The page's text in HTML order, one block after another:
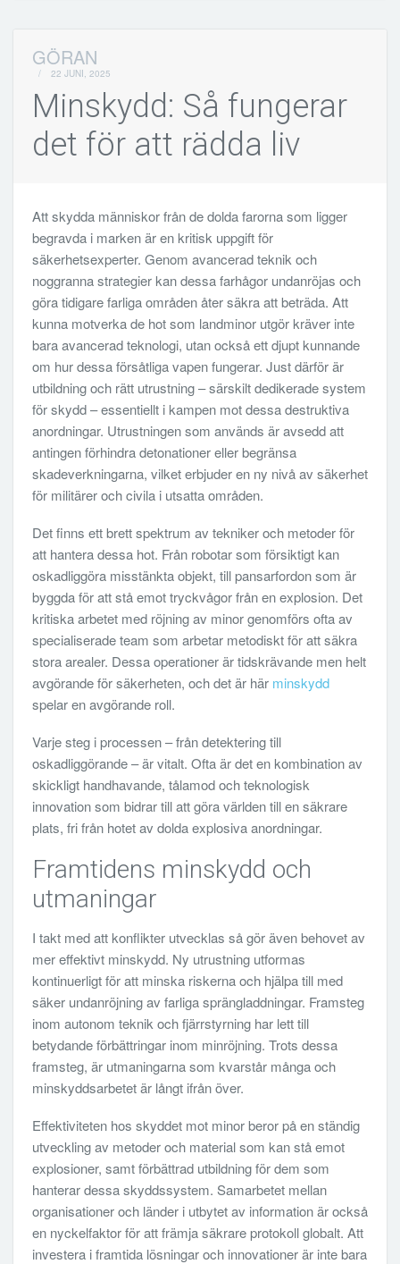
GÖRAN
/ 22 JUNI, 2025
Minskydd: Så fungerar
det för att rädda liv
Att skydda människor från de dolda farorna som ligger
begravda i marken är en kritisk uppgift för
säkerhetsexperter. Genom avancerad teknik och
noggranna strategier kan dessa farhågor undanröjas och
göra tidigare farliga områden åter säkra att beträda. Att
kunna motverka de hot som landminor utgör kräver inte
bara avancerad teknologi, utan också ett djupt kunnande
om hur dessa försåtliga vapen fungerar. Just därför är
utbildning och rätt utrustning – särskilt dedikerade system
för skydd – essentiellt i kampen mot dessa destruktiva
anordningar. Utrustningen som används är avsedd att
antingen förhindra detonationer eller begränsa
skadeverkningarna, vilket erbjuder en ny nivå av säkerhet
för militärer och civila i utsatta områden.
Det finns ett brett spektrum av tekniker och metoder för
att hantera dessa hot. Från robotar som försiktigt kan
oskadliggöra misstänkta objekt, till pansarfordon som är
byggda för att stå emot tryckvågor från en explosion. Det
kritiska arbetet med röjning av minor genomförs ofta av
specialiserade team som arbetar metodiskt för att säkra
stora arealer. Dessa operationer är tidskrävande men helt
avgörande för säkerheten, och det är här minskydd
spelar en avgörande roll.
Varje steg i processen – från detektering till
oskadliggörande – är vitalt. Ofta är det en kombination av
skickligt handhavande, tålamod och teknologisk
innovation som bidrar till att göra världen till en säkrare
plats, fri från hotet av dolda explosiva anordningar.
Framtidens minskydd och
utmaningar
I takt med att konflikter utvecklas så gör även behovet av
mer effektivt minskydd. Ny utrustning utformas
kontinuerligt för att minska riskerna och hjälpa till med
säker undanröjning av farliga sprängladdningar. Framsteg
inom autonom teknik och fjärrstyrning har lett till
betydande förbättringar inom minröjning. Trots dessa
framsteg, är utmaningarna som kvarstår många och
minskyddsarbetet är långt ifrån över.
Effektiviteten hos skyddet mot minor beror på en ständig
utveckling av metoder och material som kan stå emot
explosioner, samt förbättrad utbildning för dem som
hanterar dessa skyddssystem. Samarbetet mellan
organisationer och länder i utbytet av information är också
en nyckelfaktor för att främja säkrare protokoll globalt. Att
investera i framtida lösningar och innovationer är inte bara